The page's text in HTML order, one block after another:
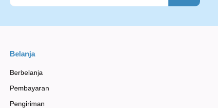
Belanja
Berbelanja
Pembayaran
Pengiriman